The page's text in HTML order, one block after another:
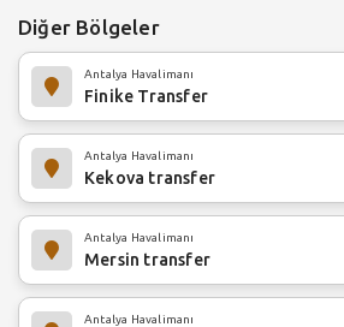
Diğer Bölgeler
Antalya Havalimanı
Finike Transfer
Antalya Havalimanı
Kekova transfer
Antalya Havalimanı
Mersin transfer
Antalya Havalimanı